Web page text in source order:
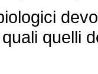
quelli